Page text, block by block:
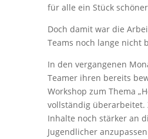
für alle ein Stück
Doch damit war die
Teams noch lange nicht
In den vergangenen
Teamer ihren bereits
Workshop zum Thema
vollständig überarbeitet.
Inhalte noch stärker an
Jugendlicher